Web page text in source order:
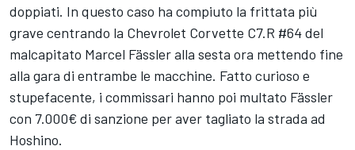
doppiati. In questo caso ha compiuto la frittata più
grave centrando la Chevrolet Corvette C7.R #64 del
malcapitato Marcel Fässler alla sesta ora mettendo fine
alla gara di entrambe le macchine. Fatto curioso e
stupefacente, i commissari hanno poi multato Fässler
con 7.000€ di sanzione per aver tagliato la strada ad
Hoshino.